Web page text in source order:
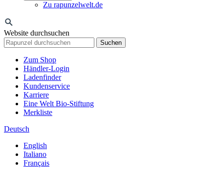
Zu rapunzelwelt.de
Website durchsuchen
Suchen
Zum Shop
Händler-Login
Ladenfinder
Kundenservice
Karriere
Eine Welt Bio-Stiftung
Merkliste
Deutsch
English
Italiano
Français